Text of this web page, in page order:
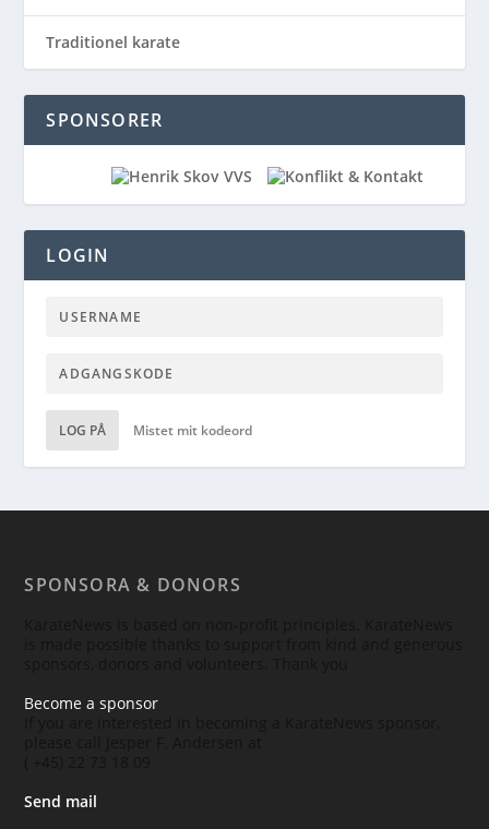
Traditionel karate
SPONSORER
LOGIN
LOG PÅ Mistet mit kodeord
SPONSORA & DONORS
Become a sponsor
Send mail